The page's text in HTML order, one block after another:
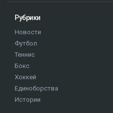
Рубрики
Новости
Футбол
Теннис
Бокс
Хоккей
Единоборства
Истории